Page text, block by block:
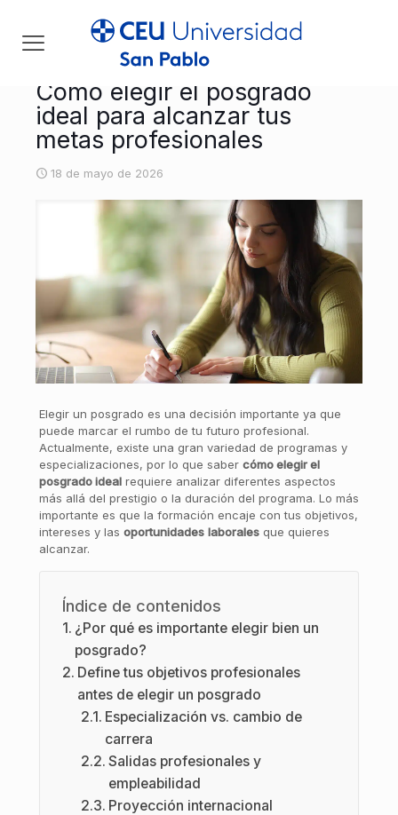
Cómo elegir el posgrado
ideal para alcanzar tus
metas profesionales
18 de mayo de 2026
Elegir un posgrado es una decisión importante ya que
puede marcar el rumbo de tu futuro profesional.
Actualmente, existe una gran variedad de programas y
especializaciones, por lo que saber cómo elegir el
posgrado idealrequiere analizar diferentes aspectos
más allá del prestigio o la duración del programa. Lo más
importante es que la formación encaje con tus objetivos,
intereses y las oportunidades laboralesque quieres
alcanzar.
Índice de contenidos
¿Por qué es importante elegir bien un
posgrado?
Define tus objetivos profesionales
antes de elegir un posgrado
Especialización vs. cambio de
carrera
Salidas profesionales y
empleabilidad
Proyección internacional